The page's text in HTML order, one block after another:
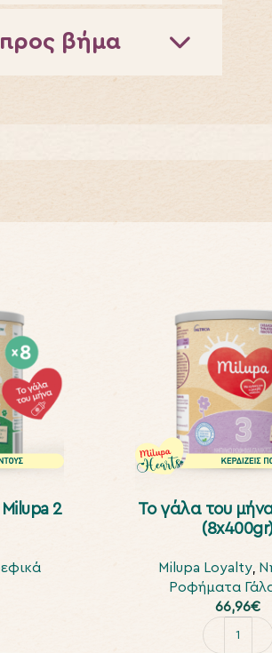
βήμα
2
To γάλα του
Milupa Loyalty,
Ροφήματα
66,96€